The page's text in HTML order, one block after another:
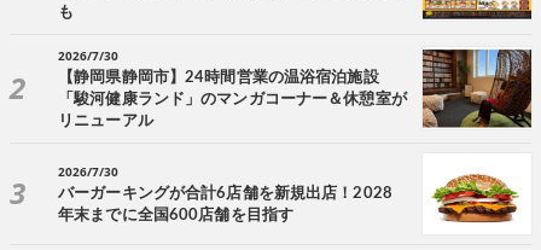
も
2026/7/30
【静岡県静岡市】24時間営業の温浴宿泊施設
「駿河健康ランド」のマンガコーナー＆休憩室が
リニューアル
2026/7/30
バーガーキングが合計6店舗を新規出店！2028
年末までに全国600店舗を目指す